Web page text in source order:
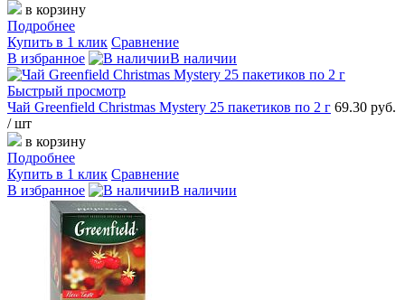
в корзину
Подробнее
Купить в 1 клик Сравнение
В избранное
В наличии
Быстрый просмотр
Чай Greenfield Christmas Mystery 25 пакетиков по 2 г 69.30 руб.
/ шт
в корзину
Подробнее
Купить в 1 клик Сравнение
В избранное
В наличии